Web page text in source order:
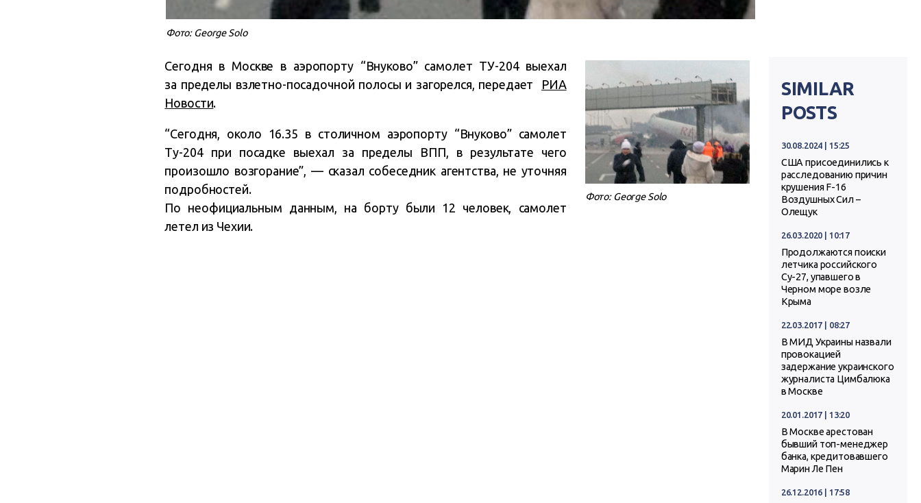
Фото: George Solo
Фото: George Solo
Сегодня в Москве в аэропорту “Внуково” самолет ТУ-204 выехал
за пределы взлетно-посадочной полосы и загорелся, передает РИА
Новости.
“Сегодня, около 16.35 в столичном аэропорту “Внуково” самолет
Ту-204 при посадке выехал за пределы ВПП, в результате чего
произошло возгорание”, — сказал собеседник агентства, не уточняя
подробностей.
По неофициальным данным, на борту были 12 человек, самолет
летел из Чехии.
SIMILAR
POSTS
30.08.2024 | 15:25
США присоединились к
расследованию причин
крушения F-16
Воздушных Сил –
Олещук
26.03.2020 | 10:17
Продолжаются поиски
летчика российского
Су-27, упавшего в
Черном море возле
Крыма
22.03.2017 | 08:27
В МИД Украины назвали
провокацией
задержание украинского
журналиста Цимбалюка
в Москве
20.01.2017 | 13:20
В Москве арестован
бывший топ-менеджер
банка, кредитовавшего
Марин Ле Пен
26.12.2016 | 17:58